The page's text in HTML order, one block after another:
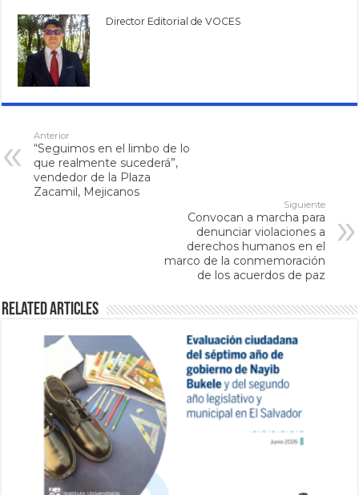
Director Editorial de VOCES
Anterior
“Seguimos en el limbo de lo
que realmente sucederá”,
vendedor de la Plaza
Zacamil, Mejicanos
Siguiente
Convocan a marcha para
denunciar violaciones a
derechos humanos en el
marco de la conmemoración
de los acuerdos de paz
Related Articles